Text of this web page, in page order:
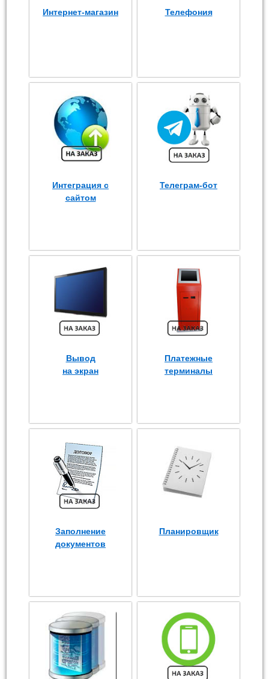
Интернет-магазин Телефония
Интеграция с
сайтом
Телеграм-бот
Вывод
на экран
Платежные
терминалы
Заполнение
документов
Планировщик